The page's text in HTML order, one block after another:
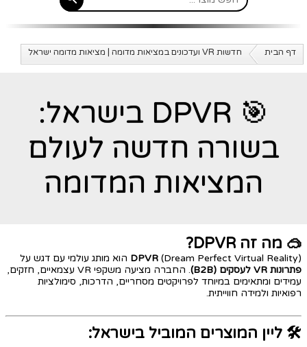
דף הבית חדשות VR ועדכונים במציאות מדומה | מציאות מדומה ישראל
🎯 DPVR בישראל:
בשורה חדשה לעולם
המציאות המדומה
🥽 מה זה DPVR?
DPVR (Dream Perfect Virtual Reality) הוא מותג עולמי עם דגש על
פתרונות VR לעסקים (B2B)
. החברה מציעה משקפי VR עצמאיים, חזקים,
עמידים ומתאימים במיוחד לפרויקטים מסחריים, הדרכות, סימולציות
רפואיות ולמידה חווייתית.
🛠️ ליין המוצרים המוביל בישראל: